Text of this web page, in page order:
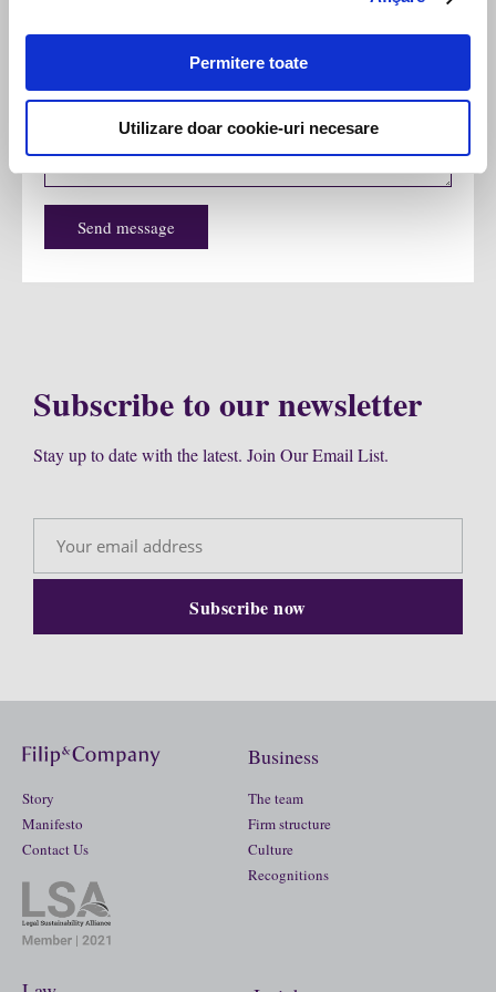
Permitere toate
Utilizare doar cookie-uri necesare
Send message
Subscribe to our newsletter
Stay up to date with the latest. Join Our Email List.
Story
Manifesto
Contact Us
Business
The team
Firm structure
Culture
Recognitions